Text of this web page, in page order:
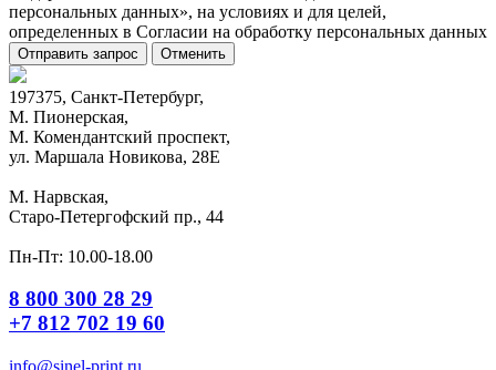
персональных данных», на условиях и для целей,
определенных в Согласии на обработку персональных данных
Отправить запрос Отменить
197375, Санкт-Петербург,
М. Пионерская,
М. Комендантский проспект,
ул. Маршала Новикова, 28Е
М. Нарвская,
Старо-Петергофский пр., 44
Пн-Пт: 10.00-18.00
8 800 300 28 29
+7 812 702 19 60
info@sinel-print.ru